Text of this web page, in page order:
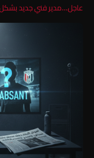
عاجل…مدير فني جديد